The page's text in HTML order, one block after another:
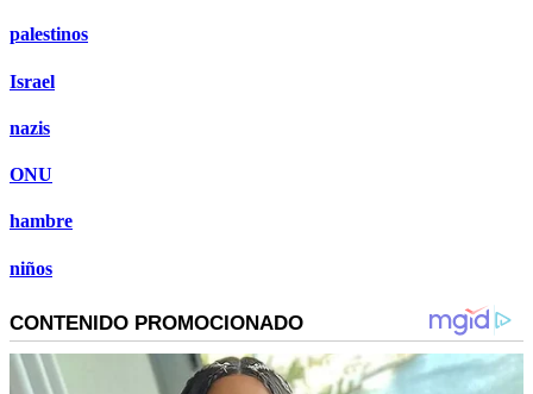
palestinos
Israel
nazis
ONU
hambre
niños